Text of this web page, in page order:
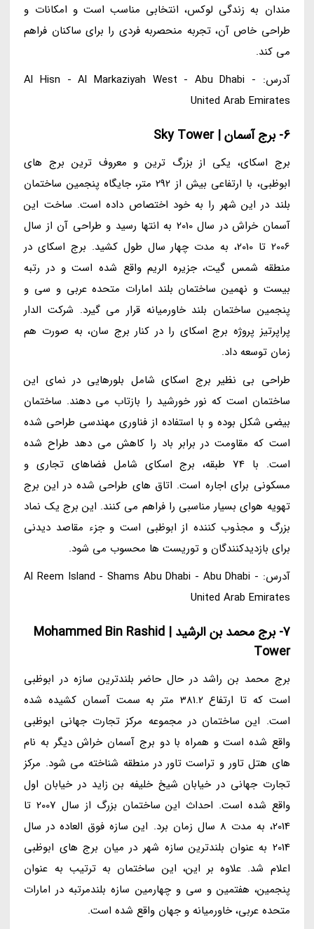
مندان به زندگی لوکس، انتخابی مناسب است و امکانات و
طراحی خاص آن، تجربه منحصربه فردی را برای ساکنان فراهم
می کند.
آدرس: Al Hisn - Al Markaziyah West - Abu Dhabi -
United Arab Emirates
6- برج آسمان | Sky Tower
برج اسکای، یکی از بزرگ ترین و معروف ترین برج های
ابوظبی، با ارتفاعی بیش از 292 متر، جایگاه پنجمین ساختمان
بلند در این شهر را به خود اختصاص داده است. ساخت این
آسمان خراش در سال 2010 به انتها رسید و طراحی آن از سال
2006 تا 2010، به مدت چهار سال طول کشید. برج اسکای در
منطقه شمس گیت، جزیره الریم واقع شده است و در رتبه
بیست و نهمین ساختمان بلند امارات متحده عربی و سی و
پنجمین ساختمان بلند خاورمیانه قرار می گیرد. شرکت الدار
پراپرتیز پروژه برج اسکای را در کنار برج سان، به صورت هم
زمان توسعه داد.
طراحی بی نظیر برج اسکای شامل بلورهایی در نمای این
ساختمان است که نور خورشید را بازتاب می دهند. ساختمان
بیضی شکل بوده و با استفاده از فناوری مهندسی طراحی شده
است که مقاومت در برابر باد را کاهش می دهد طراح شده
است. با 74 طبقه، برج اسکای شامل فضاهای تجاری و
مسکونی برای اجاره است. اتاق های طراحی شده در این برج
تهویه هوای بسیار مناسبی را فراهم می کنند. این برج یک نماد
بزرگ و مجذوب کننده از ابوظبی است و جزء مقاصد دیدنی
برای بازدیدکنندگان و توریست ها محسوب می شود.
آدرس: Al Reem Island - Shams Abu Dhabi - Abu Dhabi -
United Arab Emirates
7- برج محمد بن الرشید | Mohammed Bin Rashid
Tower
برج محمد بن راشد در حال حاضر بلندترین سازه در ابوظبی
است که تا ارتفاع 381.2 متر به سمت آسمان کشیده شده
است. این ساختمان در مجموعه مرکز تجارت جهانی ابوظبی
واقع شده است و همراه با دو برج آسمان خراش دیگر به نام
های هتل تاور و تراست تاور در منطقه شناخته می شود. مرکز
تجارت جهانی در خیابان شیخ خلیفه بن زاید در خیابان اول
واقع شده است. احداث این ساختمان بزرگ از سال 2007 تا
2014، به مدت 8 سال زمان برد. این سازه فوق العاده در سال
2014 به عنوان بلندترین سازه شهر در میان برج های ابوظبی
اعلام شد. علاوه بر این، این ساختمان به ترتیب به عنوان
پنجمین، هفتمین و سی و چهارمین سازه بلندمرتبه در امارات
متحده عربی، خاورمیانه و جهان واقع شده است.